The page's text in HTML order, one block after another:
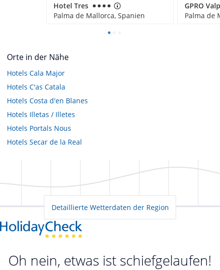
Hotel Tres
Palma de Mallorca, Spanien
Palma de
Orte in der Nähe
Hotels Cala Major
Hotels C'as Catala
Hotels Costa d'en Blanes
Hotels Illetas / Illetes
Hotels Portals Nous
Hotels Secar de la Real
Detaillierte Wetterdaten der Region
Oh nein, etwas ist schiefgelaufen!